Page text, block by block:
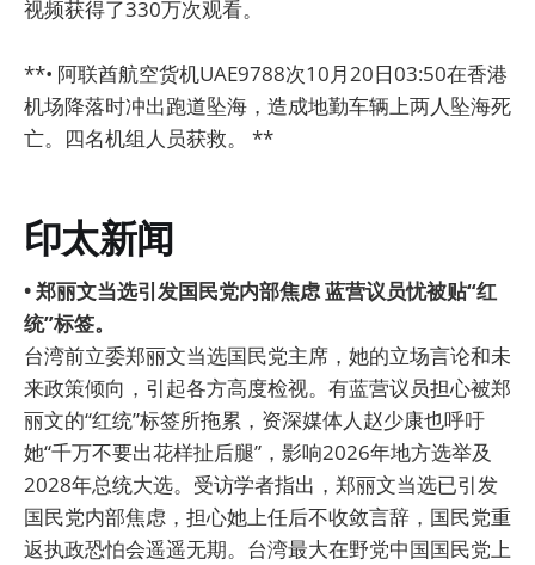
视频获得了330万次观看。
**• 阿联酋航空货机UAE9788次10月20日03:50在香港
机场降落时冲出跑道坠海，造成地勤车辆上两人坠海死
亡。四名机组人员获救。 **
印太新闻
• 郑丽文当选引发国民党内部焦虑 蓝营议员忧被贴“红
统”标签。
台湾前立委郑丽文当选国民党主席，她的立场言论和未
来政策倾向，引起各方高度检视。有蓝营议员担心被郑
丽文的“红统”标签所拖累，资深媒体人赵少康也呼吁
她“千万不要出花样扯后腿”，影响2026年地方选举及
2028年总统大选。受访学者指出，郑丽文当选已引发
国民党内部焦虑，担心她上任后不收敛言辞，国民党重
返执政恐怕会遥遥无期。台湾最大在野党中国国民党上